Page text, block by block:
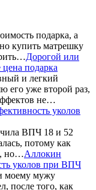
подарка, а
купить матрешку
Дорогой или
подарка
и легкий
его уже второй раз,
не…
уколов
ВПЧ 18 и 52
потому как
но…Аллокин
уколов при ВПЧ
моему мужу
после того, как